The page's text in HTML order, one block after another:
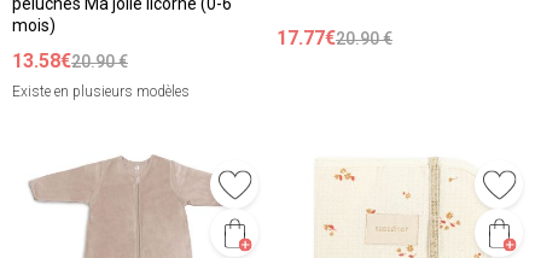
peluches Ma jolie licorne (0-6
mois)
13.58€20.90 €
Existe en plusieurs modèles
17.77€20.90 €